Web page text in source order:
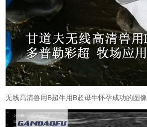
无线高清兽用B超牛用B超母牛怀孕成功的图像